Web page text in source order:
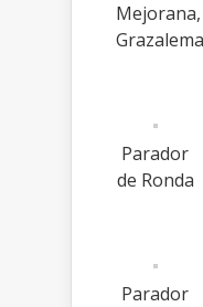
Mejorana,
Grazalema
Parador
de Ronda
Parador